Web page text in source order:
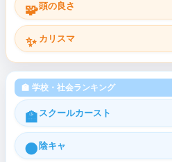
🧩頭の良さ
✨ カリスマ
🏫 学校・社会ランキング
🏫 スクールカースト
🌑陰キャ